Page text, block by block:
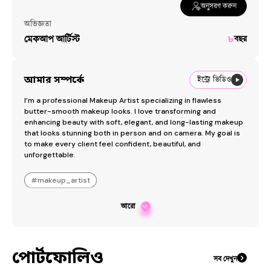
অনুসরণ করুন
অভিজ্ঞতা
মেকআপ আর্টিস্ট ৮বছর
আমার সম্পর্কে ইন্ট্রো ভিডিও
I’m a professional Makeup Artist specializing in flawless
butter-smooth makeup looks. I love transforming and
enhancing beauty with soft, elegant, and long-lasting makeup
that looks stunning both in person and on camera. My goal is
to make every client feel confident, beautiful, and
unforgettable.
#makeup_artist
আরো
পোর্টফোলিও সব দেখুন